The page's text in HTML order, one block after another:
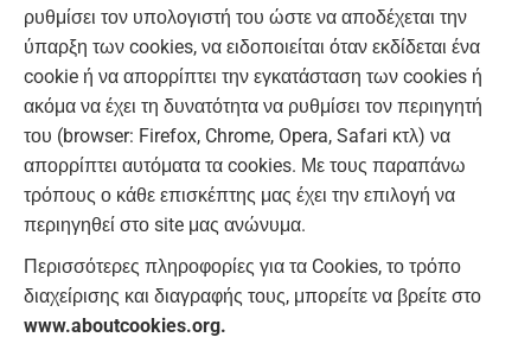
ρυθμίσει τον υπολογιστή του ώστε να αποδέχεται την
ύπαρξη των cookies, να ειδοποιείται όταν εκδίδεται ένα
cookie ή να απορρίπτει την εγκατάσταση των cookies ή
ακόμα να έχει τη δυνατότητα να ρυθμίσει τον περιηγητή
του (browser: Firefox, Chrome, Opera, Safari κτλ) να
απορρίπτει αυτόματα τα cookies. Με τους παραπάνω
τρόπους ο κάθε επισκέπτης μας έχει την επιλογή να
περιηγηθεί στο site μας ανώνυμα.
Περισσότερες πληροφορίες για τα Cookies, το τρόπο
διαχείρισης και διαγραφής τους, μπορείτε να βρείτε στο
www.aboutcookies.org.